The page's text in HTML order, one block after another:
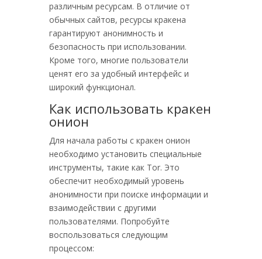
различным ресурсам. В отличие от
обычных сайтов, ресурсы кракена
гарантируют анонимность и
безопасность при использовании.
Кроме того, многие пользователи
ценят его за удобный интерфейс и
широкий функционал.
Как использовать кракен
онион
Для начала работы с кракен онион
необходимо установить специальные
инструменты, такие как Tor. Это
обеспечит необходимый уровень
анонимности при поиске информации и
взаимодействии с другими
пользователями. Попробуйте
воспользоваться следующим
процессом: